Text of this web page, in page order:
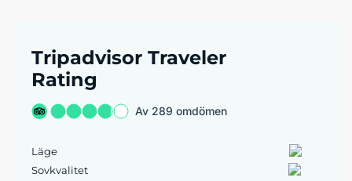
Tripadvisor Traveler
Rating
Av 289 omdömen
Läge
Sovkvalitet